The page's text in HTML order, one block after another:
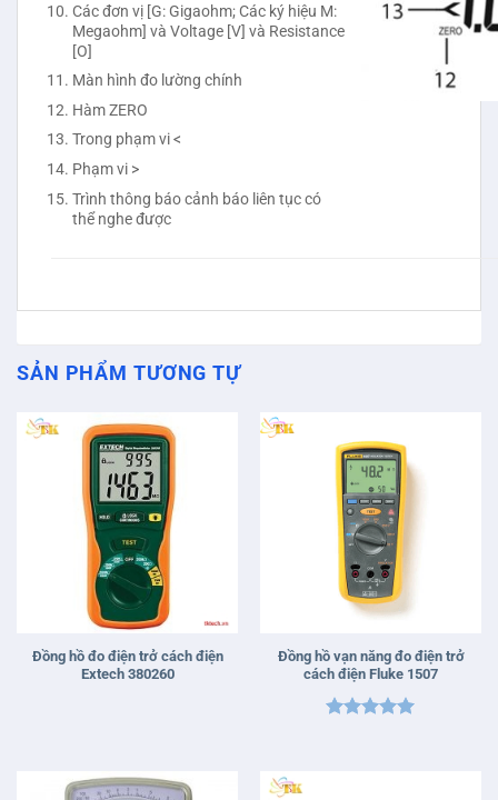
Các đơn vị [G: Gigaohm; Các ký hiệu M:
Megaohm] và Voltage [V] và Resistance
[O]
Màn hình đo lường chính
Hàm ZERO
Trong phạm vi <
Phạm vi >
Trình thông báo cảnh báo liên tục có
thể nghe được
SẢN PHẨM TƯƠNG TỰ
Đồng hồ đo điện trở cách điện
Extech 380260
Đồng hồ vạn năng đo điện trở
cách điện Fluke 1507